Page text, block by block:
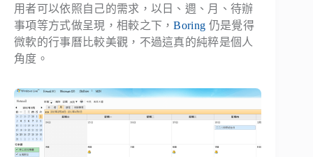
用者可以依照自己的需求，以日、週、月、待辦
事項等方式做呈現，相較之下，Boring 仍是覺得
微軟的行事曆比較美觀，不過這真的純粹是個人
角度。